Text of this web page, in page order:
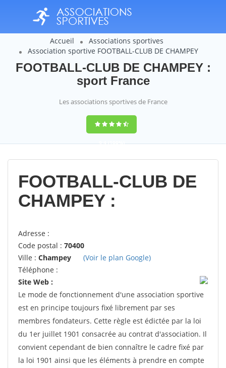
Accueil
Associations sportives
Association sportive FOOTBALL-CLUB DE CHAMPEY
FOOTBALL-CLUB DE CHAMPEY :
sport France
Les associations sportives de France
9,4(100%)
14358votes
FOOTBALL-CLUB DE
CHAMPEY :
Adresse :
Code postal : 70400
Ville : Champey
(Voir le plan Google)
Téléphone :
Site Web :
Le mode de fonctionnement d'une association sportive
est en principe toujours fixé librement par ses
membres fondateurs. Cette règle est édictée par la loi
du 1er juillet 1901 consacrée au contrat d'association. Il
convient cependant de bien connaître le cadre fixé par
la loi 1901 ainsi que les éléments à prendre en compte